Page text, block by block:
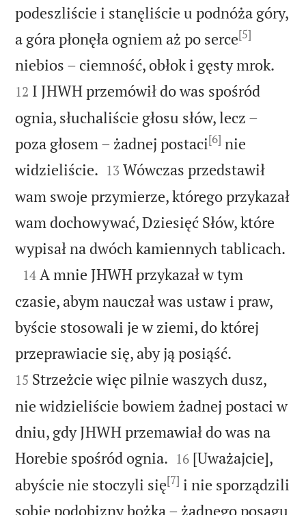
podeszliście i stanęliście u podnóża góry,
a góra płonęła ogniem aż po serce[5]
niebios – ciemność, obłok i gęsty mrok.
12 I JHWH przemówił do was spośród
ognia, słuchaliście głosu słów, lecz –
poza głosem – żadnej postaci[6] nie
widzieliście. 

13 Wówczas przedstawił
wam swoje przymierze, którego przykazał
wam dochowywać, Dziesięć Słów, które
wypisał na dwóch kamiennych tablicach.

14 A mnie JHWH przykazał w tym
czasie, abym nauczał was ustaw i praw,
byście stosowali je w ziemi, do której
przeprawiacie się, aby ją posiąść.
15 Strzeżcie więc pilnie waszych dusz,
nie widzieliście bowiem żadnej postaci w
dniu, gdy JHWH przemawiał do was na
Horebie spośród ognia. 

16 [Uważajcie],
abyście nie stoczyli się[7] i nie sporządzili
sobie podobizny bożka – żadnego posągu